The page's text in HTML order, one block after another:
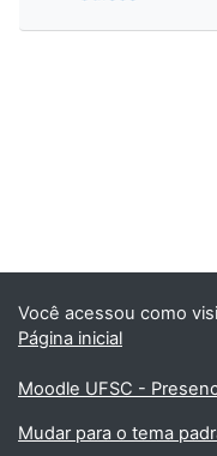
Você acessou como
Página inicial
Moodle UFSC -
Mudar para o tema